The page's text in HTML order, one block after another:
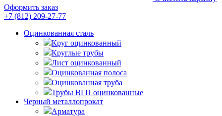
Оформить заказ
+7 (812) 209-27-77
Оцинкованная сталь
Круг оцинкованный
Круглые трубы
Лист оцинкованный
Оцинкованная полоса
Оцинкованная труба
Трубы ВГП оцинкованные
Черный металлопрокат
Арматура